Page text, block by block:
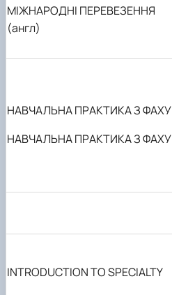
МІЖНАРОДНІ ПЕРЕВЕЗЕННЯ
(англ)
НАВЧАЛЬНА ПРАКТИКА З ФАХУ
НАВЧАЛЬНА ПРАКТИКА З ФАХУ
INTRODUCTION TO SPECIALTY